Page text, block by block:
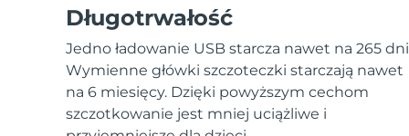
Długotrwałość
Jedno ładowanie USB starcza nawet na 265
Wymienne główki szczoteczki starczają nawet
na 6 miesięcy. Dzięki powyższym cechom
szczotkowanie jest mniej uciążliwe i
FOREO APP
O NAS